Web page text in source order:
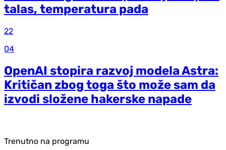
talas, temperatura pada
22
04
OpenAI stopira razvoj modela Astra:
Kritičan zbog toga što može sam da
izvodi složene hakerske napade
Trenutno na programu